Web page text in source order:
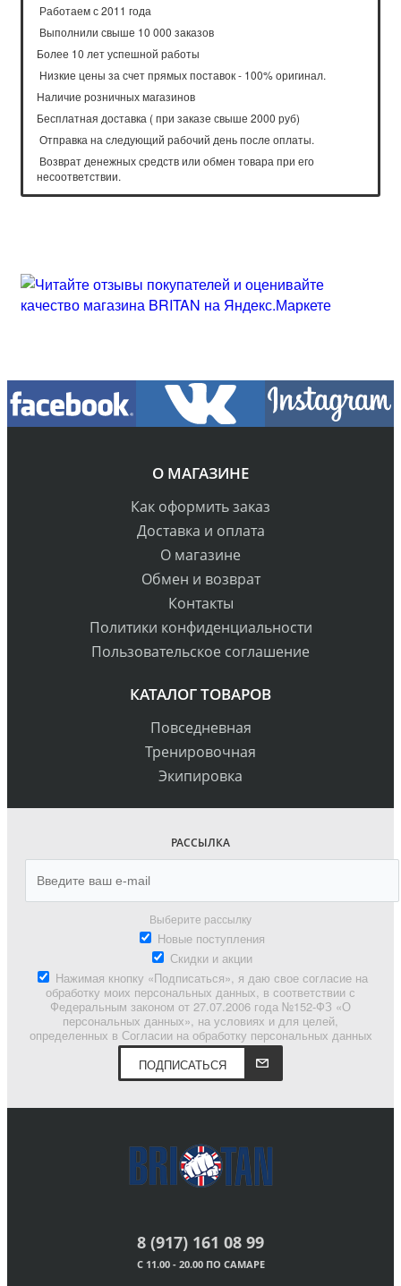
Работаем с 2011 года
Выполнили свыше 10 000 заказов
Более 10 лет успешной работы
Низкие цены за счет прямых поставок - 100% оригинал.
Наличие розничных магазинов
Бесплатная доставка ( при заказе свыше 2000 руб)
Отправка на следующий рабочий день после оплаты.
Возврат денежных средств или обмен товара при его
несоответствии.
О МАГАЗИНЕ
Как оформить заказ
Доставка и оплата
О магазине
Обмен и возврат
Контакты
Политики конфиденциальности
Пользовательское соглашение
КАТАЛОГ ТОВАРОВ
Повседневная
Тренировочная
Экипировка
РАССЫЛКА
Выберите рассылку
Новые поступления
Скидки и акции
Нажимая кнопку «Подписаться», я даю свое согласие на
обработку моих персональных данных, в соответствии с
Федеральным законом от 27.07.2006 года №152-ФЗ «О
персональных данных», на условиях и для целей,
определенных в Согласии на обработку персональных данных
ПОДПИСАТЬСЯ
8 (917) 161 08 99
С 11.00 - 20.00 ПО САМАРЕ